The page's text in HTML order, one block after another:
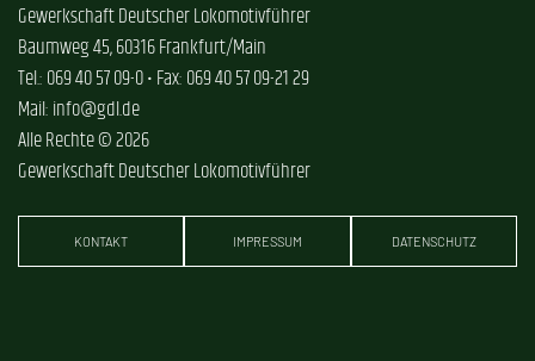
Gewerkschaft Deutscher Lokomotivführer
Baumweg 45, 60316 Frankfurt/Main
Tel.: 069 40 57 09-0 • Fax: 069 40 57 09-21 29
Mail: info@gdl.de
Alle Rechte © 2026
Gewerkschaft Deutscher Lokomotivführer
KONTAKT IMPRESSUM DATENSCHUTZ